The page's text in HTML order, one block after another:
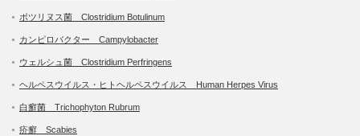
ボツリヌス菌 Clostridium Botulinum
カンピロバクター Campylobacter
ウェルシュ菌 Clostridium Perfringens
ヘルペスウイルス・ヒトヘルペスウイルス Human Herpes Virus
白癬菌 Trichophyton Rubrum
疥癬 Scabies